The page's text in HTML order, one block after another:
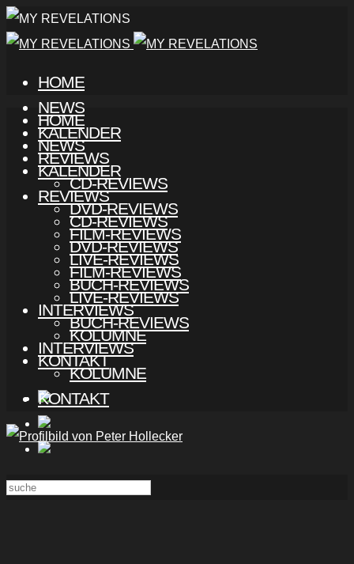
HOME
NEWS
KALENDER
REVIEWS
CD-REVIEWS
DVD-REVIEWS
FILM-REVIEWS
LIVE-REVIEWS
BUCH-REVIEWS
INTERVIEWS
KOLUMNE
KONTAKT
HOME
NEWS
KALENDER
REVIEWS
CD-REVIEWS
DVD-REVIEWS
FILM-REVIEWS
LIVE-REVIEWS
BUCH-REVIEWS
INTERVIEWS
KOLUMNE
KONTAKT